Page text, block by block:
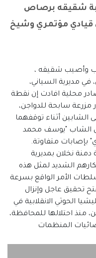
شقيقه برصاص
قيادي مؤتمري وشيخ
وأصيب شقيقه ،
مديرية السياني،
محلية افادت إن نقطة
مزرعة سابحة للدواجن،
الشابين أثناء توقفهما
الشاب "يوسف محمد
بإصابات متفاوتة.
نخلان بمديرية
الشديد لمثل هذه
الأمر الواقع بسرعة
تحقيق عاجل وإنزال
الحوثي الانقلابية في
منذ احتلالها للمحافظة،
المنظمات